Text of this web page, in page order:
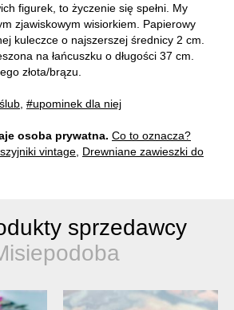
figurek, to życzenie się spełni. My
zjawiskowym wisiorkiem. Papierowy
kuleczce o najszerszej średnicy 2 cm.
na łańcuszku o długości 37 cm.
złota/brązu.
#upominek dla niej
osoba prywatna. Co to oznacza?
vintage Drewniane zawieszki do
sprzedawcy